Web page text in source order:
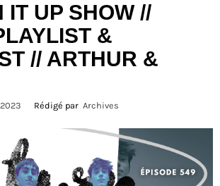
IT UP SHOW //
&
// ARTHUR &
Rédigé par Archives